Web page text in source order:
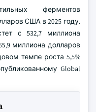
ферментов
США в 2025 году.
с 532,7 миллиона
миллиона долларов
темпе роста 5,5%
Global